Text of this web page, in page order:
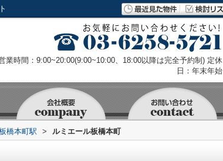
業時間：9:00~20:00(9:00~10:00、18:00以降は完全予約制) 定休
日：年末年始
橋本町駅 > ルミエール板橋本町